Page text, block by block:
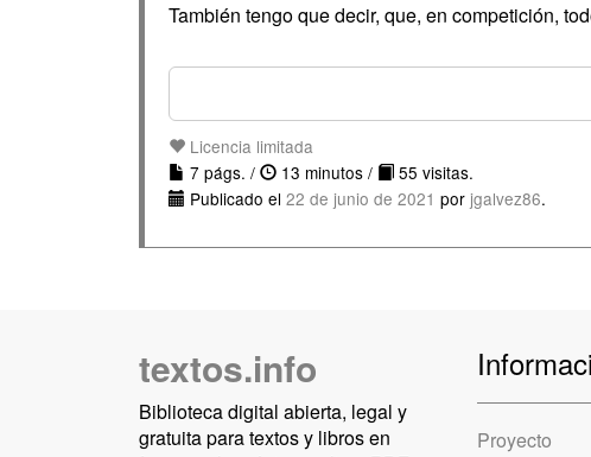
También tengo que decir, que, en competición,
Licencia limitada
7 págs. /
13 minutos /
55 visitas.
Publicado el 22 de junio de 2021 por jgalvez86.
textos.info
Biblioteca digital abierta, legal y
gratuita para textos y libros en
Proyecto